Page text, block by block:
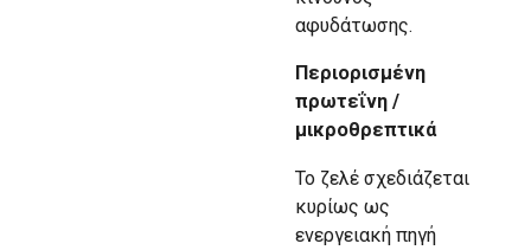
αφυδάτωσης.
Περιορισμένη
πρωτεΐνη /
μικροθρεπτικά
Το ζελέ σχεδιάζεται
κυρίως ως
ενεργειακή πηγή